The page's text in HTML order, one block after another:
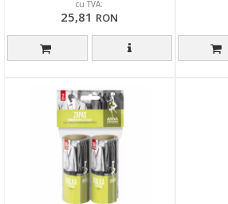
cu TVA:
25,81 RON